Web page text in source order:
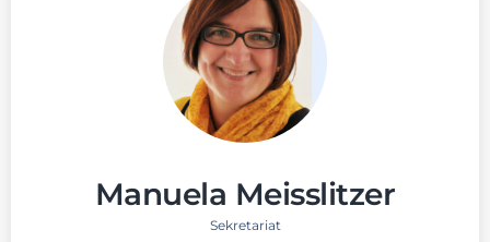
Manuela Meisslitzer
Sekretariat